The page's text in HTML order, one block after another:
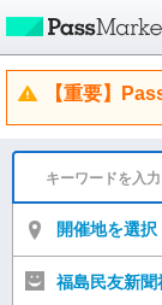
【重要】
開催地を選択
福島民友新